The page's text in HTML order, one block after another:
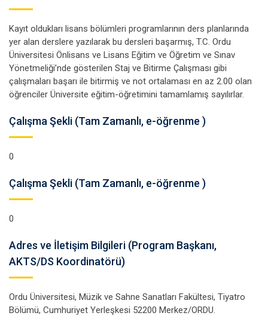
Kayıt oldukları lisans bölümleri programlarının ders planlarında
yer alan derslere yazılarak bu dersleri başarmış, T.C. Ordu
Üniversitesi Önlisans ve Lisans Eğitim ve Öğretim ve Sınav
Yönetmeliği’nde gösterilen Staj ve Bitirme Çalışması gibi
çalışmaları başarı ile bitirmiş ve not ortalaması en az 2.00 olan
öğrenciler Üniversite eğitim-öğretimini tamamlamış sayılırlar.
Çalışma Şekli (Tam Zamanlı, e-öğrenme )
0
Çalışma Şekli (Tam Zamanlı, e-öğrenme )
0
Adres ve İletişim Bilgileri (Program Başkanı,
AKTS/DS Koordinatörü)
Ordu Üniversitesi, Müzik ve Sahne Sanatları Fakültesi, Tiyatro
Bölümü, Cumhuriyet Yerleşkesi 52200 Merkez/ORDU.